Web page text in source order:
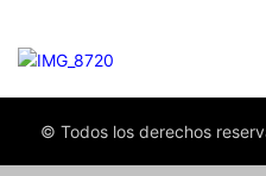
© Todos los derechos